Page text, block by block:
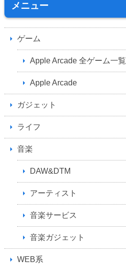
メニュー
ゲーム
Apple Arcade 全ゲーム一覧
Apple Arcade
ガジェット
ライフ
音楽
DAW&DTM
アーティスト
音楽サービス
音楽ガジェット
WEB系